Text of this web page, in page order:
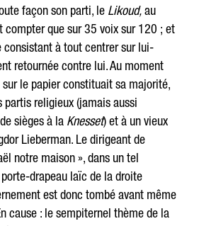
façon son parti, le Likoud,au
compter que sur 35 voix sur 120 ; et
consistant à tout centrer sur lui-
retournée contre lui. Au moment
le papier constituait sa majorité,
religieux (jamais aussi
sièges à la Knesset) et à un vieux
Lieberman. Le dirigeant de
notre maison », dans un tel
drapeau laïc de la droite
est donc tombé avant même
cause : le sempiternel thème de la